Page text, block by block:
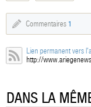
Commentaires 1
Lien permanent vers
http://
DANS LA